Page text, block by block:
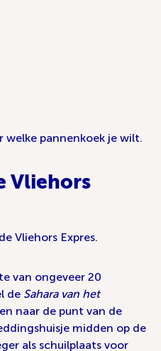
welke pannenkoek je wilt.
Vliehors
Vliehors Expres.
van ongeveer 20
de Sahara van het
naar de punt van de
midden op de
als schuilplaats voor